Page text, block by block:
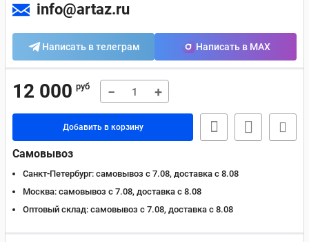
info@artaz.ru
Написать в телеграм Написать в MAX
12 000 руб − +
Добавить в корзину
Самовывоз
Санкт-Петербург: самовывоз с 7.08, доставка c 8.08
Москва: самовывоз с 7.08, доставка c 8.08
Оптовый склад: самовывоз с 7.08, доставка c 8.08